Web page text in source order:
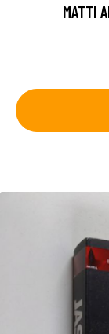
MATTI